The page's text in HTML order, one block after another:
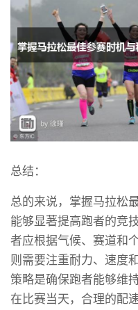
总结：
总的来说，掌握马拉松
能够显著提高跑者的竞
者应根据气候、赛道和
则需要注重耐力、速度
策略是确保跑者能够维
在比赛当天，合理的配